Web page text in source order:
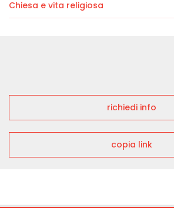
Chiesa e vita religiosa
richiedi info
copia link